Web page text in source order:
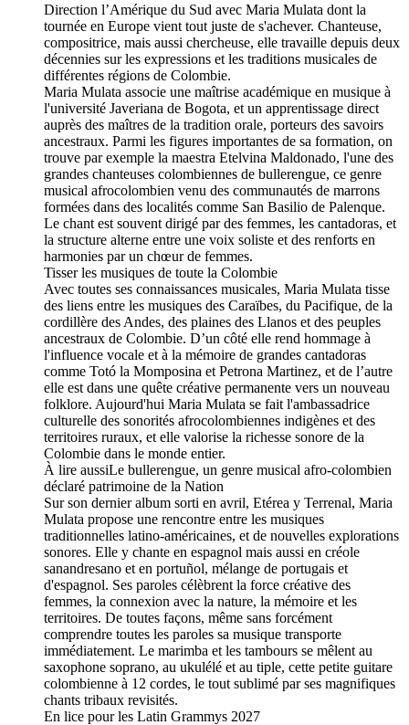
Direction l’Amérique du Sud avec Maria Mulata dont la
tournée en Europe vient tout juste de s'achever. Chanteuse,
compositrice, mais aussi chercheuse, elle travaille depuis deux
décennies sur les expressions et les traditions musicales de
différentes régions de Colombie.
Maria Mulata associe une maîtrise académique en musique à
l'université Javeriana de Bogota, et un apprentissage direct
auprès des maîtres de la tradition orale, porteurs des savoirs
ancestraux. Parmi les figures importantes de sa formation, on
trouve par exemple la maestra Etelvina Maldonado, l'une des
grandes chanteuses colombiennes de bullerengue, ce genre
musical afrocolombien venu des communautés de marrons
formées dans des localités comme San Basilio de Palenque.
Le chant est souvent dirigé par des femmes, les cantadoras, et
la structure alterne entre une voix soliste et des renforts en
harmonies par un chœur de femmes.
Tisser les musiques de toute la Colombie
Avec toutes ses connaissances musicales, Maria Mulata tisse
des liens entre les musiques des Caraïbes, du Pacifique, de la
cordillère des Andes, des plaines des Llanos et des peuples
ancestraux de Colombie. D’un côté elle rend hommage à
l'influence vocale et à la mémoire de grandes cantadoras
comme Totó la Momposina et Petrona Martinez, et de l’autre
elle est dans une quête créative permanente vers un nouveau
folklore. Aujourd'hui Maria Mulata se fait l'ambassadrice
culturelle des sonorités afrocolombiennes indigènes et des
territoires ruraux, et elle valorise la richesse sonore de la
Colombie dans le monde entier.
À lire aussiLe bullerengue, un genre musical afro-colombien
déclaré patrimoine de la Nation
Sur son dernier album sorti en avril, Etérea y Terrenal, Maria
Mulata propose une rencontre entre les musiques
traditionnelles latino-américaines, et de nouvelles explorations
sonores. Elle y chante en espagnol mais aussi en créole
sanandresano et en portuñol, mélange de portugais et
d'espagnol. Ses paroles célèbrent la force créative des
femmes, la connexion avec la nature, la mémoire et les
territoires. De toutes façons, même sans forcément
comprendre toutes les paroles sa musique transporte
immédiatement. Le marimba et les tambours se mêlent au
saxophone soprano, au ukulélé et au tiple, cette petite guitare
colombienne à 12 cordes, le tout sublimé par ses magnifiques
chants tribaux revisités.
En lice pour les Latin Grammys 2027